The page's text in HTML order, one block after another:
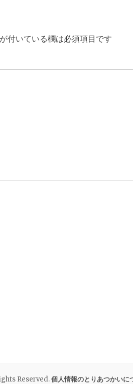
が付いている欄は必須項目です
Reserved.個人情報のとりあつかいに